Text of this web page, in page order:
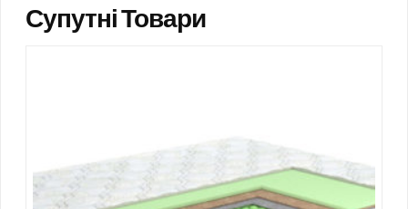
Супутні Товари